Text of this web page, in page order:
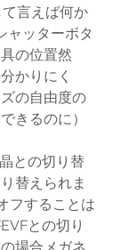
言えば何か
ャッターボタ
の位置然
かりにく
の自由度の
きるのに）
との切り替
替えられま
フすることは
との切り